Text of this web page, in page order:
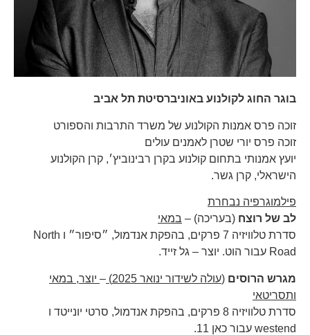
בוגר החוג לקולנוע באוניברסיטת תל אביב
זוכה פרס אמנות הקולנוע של משרד התרבות והספורט
זוכה פרס יורי שטרן לאמנים עולים
יועץ אמנותי בתחום קולנוע בקרן רבינוביץ׳, קרן הקולנוע
הישראלי, קרן גשר.
פילמוגרפיה נבחרת
לב של רוצח (בעריכה) – במאי
סדרת טלוויזיה 7 פרקים, בהפקת אנדמול, ״סיפור״ ו North
Road עבור הוט. יוצר – גל זייד.
מגרש הרוסים (עולה לשידור ינואר 2025)
– יוצר, במאי
ותסריטאי
סדרת טלוויזיה 8 פרקים, בהפקת אנדמול, סרטי יונייטד ו
westend עבור כאן 11.